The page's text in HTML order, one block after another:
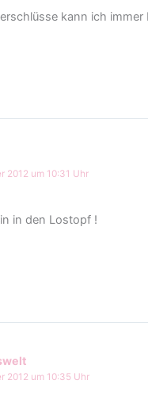
kann ich
2012 um 10:31 Uhr
in den Lostopf !
2012 um 10:35 Uhr